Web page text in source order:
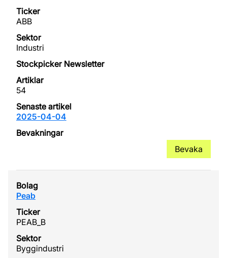
ABB
Industri
54
2025-04-04
Bevaka
Peab
PEAB_B
Byggindustri